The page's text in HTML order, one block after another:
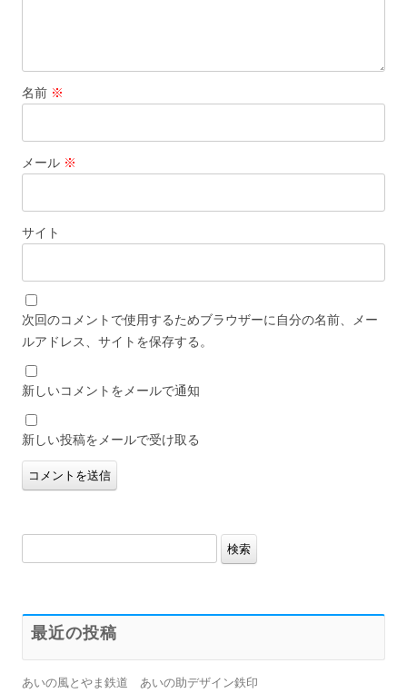
名前 ※
メール ※
サイト
次回のコメントで使用するためブラウザーに自分の名前、メー
ルアドレス、サイトを保存する。
新しいコメントをメールで通知
新しい投稿をメールで受け取る
索:
最近の投稿
あいの風とやま鉄道 あいの助デザイン鉄印